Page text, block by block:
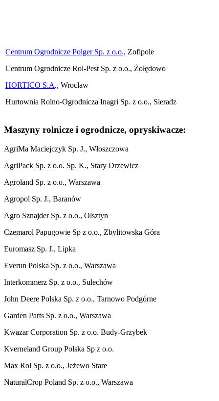
Centrum Ogrodnicze Polger Sp. z o.o., Zofipole
Centrum Ogrodnicze Rol-Pest Sp. z o.o., Żołędowo
HORTICO S.A., Wrocław
Hurtownia Rolno-Ogrodnicza Inagri Sp. z o.o., Sieradz
Maszyny rolnicze i ogrodnicze, opryskiwacze:
AgriMa Maciejczyk Sp. J., Włoszczowa
AgriPack Sp. z o.o. Sp. K., Stary Drzewicz
Agroland Sp. z o.o., Warszawa
Agropol Sp. J., Baranów
Agro Sznajder Sp. z o.o., Olsztyn
Czemarol Papugowie Sp z o.o., Zbylitowska Góra
Euromasz Sp. J., Lipka
Everun Polska Sp. z o.o., Warszawa
Interkommerz Sp. z o.o., Sulechów
John Deere Polska Sp. z o.o., Tarnowo Podgórne
Garden Parts Sp. z o.o., Warszawa
Kwazar Corporation Sp. z o.o. Budy-Grzybek
Kverneland Group Polska Sp z o.o.
Max Rol Sp. z o.o., Jeżewo Stare
NaturalCrop Poland Sp. z o.o., Warszawa